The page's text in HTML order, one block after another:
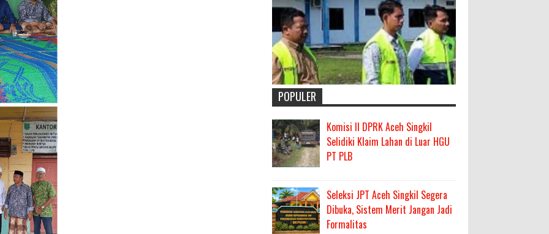
POPULER
Komisi II DPRK Aceh Singkil
Selidiki Klaim Lahan di Luar HGU
PT PLB
Seleksi JPT Aceh Singkil Segera
Dibuka, Sistem Merit Jangan Jadi
Formalitas